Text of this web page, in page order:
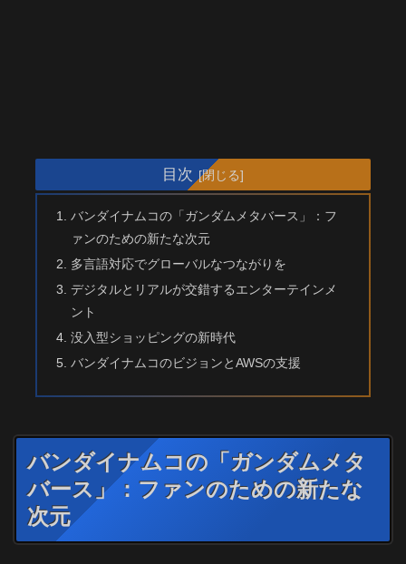
目次
バンダイナムコの「ガンダムメタバース」：フ
ァンのための新たな次元
多言語対応でグローバルなつながりを
デジタルとリアルが交錯するエンターテインメ
ント
没入型ショッピングの新時代
バンダイナムコのビジョンとAWSの支援
バンダイナムコの「ガンダムメタ
バース」：ファンのための新たな
次元